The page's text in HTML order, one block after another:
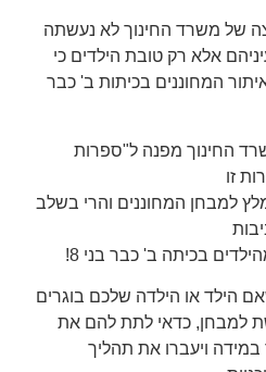
של משרד החינוך לא נעשתה
אלא רק טובת הילדים כי
המחוננים בכיתות ב' כבר
החינוך מפנה ל"ספרות
זו
8 כגיל המומלץ למבחן המחוננים והרי בשלב
בכיתה ב' כבר בני 8!
הילד או הילדה שלכם בוגרים
למבחן, כדאי לתת להם את
ויעברו את תהליך